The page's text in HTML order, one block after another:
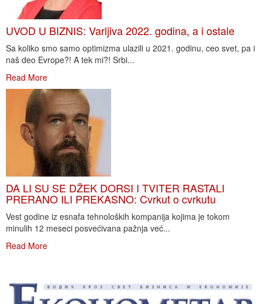
UVOD U BIZNIS: Varljiva 2022. godina, a i ostale
Sa koliko smo samo optimizma ulazili u 2021. godinu, ceo svet, pa i
naš deo Evrope?! A tek mi?! Srbi...
Read More
DA LI SU SE DŽEK DORSI I TVITER RASTALI
PRERANO ILI PREKASNO: Cvrkut o cvrkutu
Vest godine iz esnafa tehnoloških kompanija kojima je tokom
minulih 12 meseci posvećivana pažnja već...
Read More